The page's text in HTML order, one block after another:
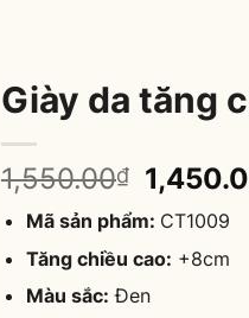
Giày da tăng
1,550.00₫
price
was:
Mã sản phẩm: CT1009
Tăng chiều cao: +8cm
Màu sắc: Đen